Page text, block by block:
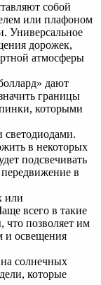
собой
или плафоном
Универсальное
дорожек,
атмосферы
дают
границы
которыми
светодиодами.
в некоторых
подсвечивать
передвижение в
или
всего в такие
что позволяет им
и освещения
солнечных
которые